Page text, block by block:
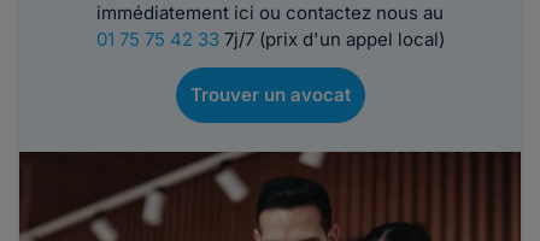
immédiatement ici ou contactez nous au
01 75 75 42 337j/7 (prix d'un appel local)
Trouver un avocat